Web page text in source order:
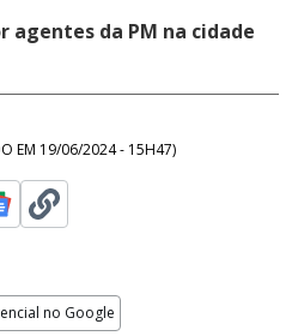
da PM na cidade
EM 19/06/2024 - 15H47)
no Google